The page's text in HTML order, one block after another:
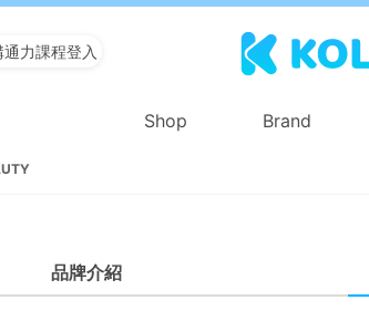
通力課程登入
Shop Brand
品牌介紹